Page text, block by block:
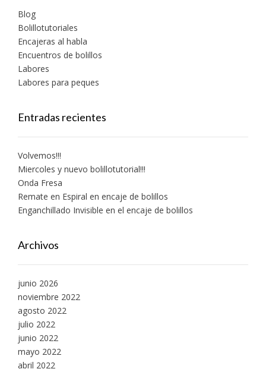
Blog
Bolillotutoriales
Encajeras al habla
Encuentros de bolillos
Labores
Labores para peques
Entradas recientes
Volvemos!!!
Miercoles y nuevo bolillotutorial!!!
Onda Fresa
Remate en Espiral en encaje de bolillos
Enganchillado Invisible en el encaje de bolillos
Archivos
junio 2026
noviembre 2022
agosto 2022
julio 2022
junio 2022
mayo 2022
abril 2022